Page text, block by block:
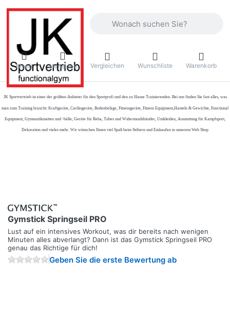
Menü Anmelden Vergleichen Wunschliste Warenkorb
JK Sportvertrieb ist einer der größten Anbieter für den Sportprofi und den zu Hause Trainierenden. Bei uns finden Sie fast alles, was
man zum Training braucht: Kraftgeräte, Cardiogeräte, Bodenbeläge, Fitnessgeräte, Fitness Equipment,Hanteln & Gewichte, Functional
Equipment, Gymnastikmatten und -bälle, Geräte für Reha, Tubes und Widerstandsbänder, Umkleiden, Ausstattung für Kampfsport,
Dekoration und vieles mehr. Wir wünschen Ihnen viel Spaß beim Stöbern und Einkaufen in unserem Web Shop
Gymstick Springseil PRO
Lust auf ein intensives Workout, was dir bereits nach wenigen
Minuten alles abverlangt? Dann ist das Gymstick Springseil PRO
genau das Richtige für dich!
Geben Sie die erste Bewertung ab